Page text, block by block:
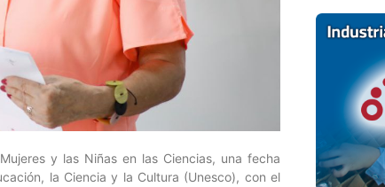
y las Niñas en las Ciencias, una fecha
la Ciencia y la Cultura (Unesco), con el